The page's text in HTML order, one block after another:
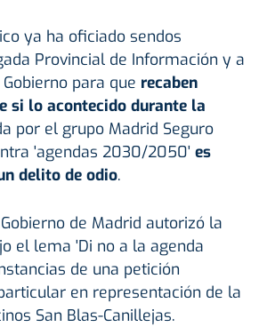
ya ha oficiado sendos
Provincial de Información y a
para que recaben
si lo acontecido durante la
por el grupo Madrid Seguro
'agendas 2030/2050' es
delito de odio.
de Madrid autorizó la
el lema 'Di no a la agenda
de una petición
en representación de la
San Blas-Canillejas.